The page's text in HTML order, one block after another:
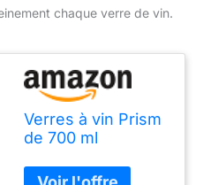
chaque verre de vin.
Verres à vin Prism
de 700 ml